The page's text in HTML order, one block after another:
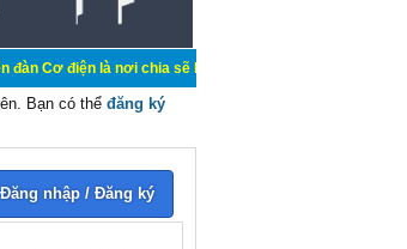
là nơi chia sẽ kiến thức kinh nghiệm trong lãnh vực
Bạn có thể đăng ký
Đăng nhập / Đăng ký